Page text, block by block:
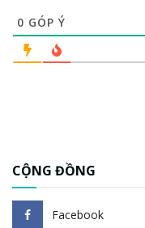
0 GÓP Ý
CỘNG ĐỒNG
Facebook